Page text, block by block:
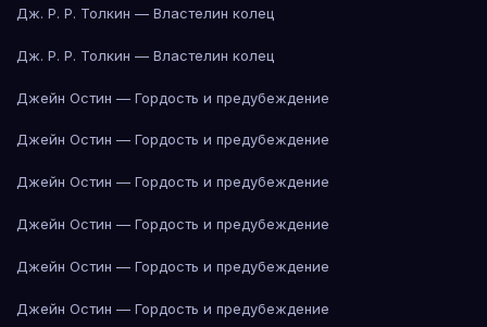
Дж. Р. Р. Толкин — Властелин колец
Дж. Р. Р. Толкин — Властелин колец
Джейн Остин — Гордость и предубеждение
Джейн Остин — Гордость и предубеждение
Джейн Остин — Гордость и предубеждение
Джейн Остин — Гордость и предубеждение
Джейн Остин — Гордость и предубеждение
Джейн Остин — Гордость и предубеждение